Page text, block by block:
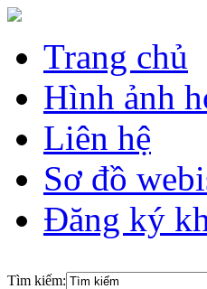
Trang chủ
Hình ảnh
Liên hệ
Sơ đồ
Đăng ký
Tìm kiếm: